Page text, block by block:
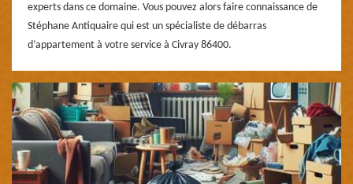
experts dans ce domaine. Vous pouvez alors faire connaissance de
Stéphane Antiquaire qui est un spécialiste de débarras
d’appartement à votre service à Civray 86400.